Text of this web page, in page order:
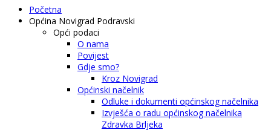
Početna
Općina Novigrad Podravski
Opći podaci
O nama
Povijest
Gdje smo?
Kroz Novigrad
Općinski načelnik
Odluke i dokumenti općinskog načelnika
Izvješća o radu općinskog načelnika
Zdravka Brljeka